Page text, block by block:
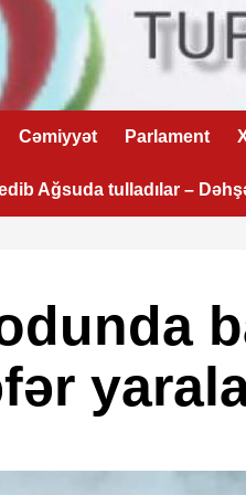
Cəmiyyət Parlament
Ağsuda tulladılar –